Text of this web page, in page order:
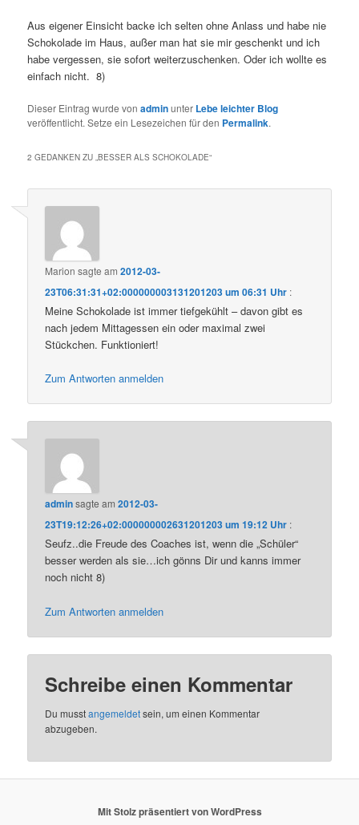
Aus eigener Einsicht backe ich selten ohne Anlass und habe nie
Schokolade im Haus, außer man hat sie mir geschenkt und ich
habe vergessen, sie sofort weiterzuschenken. Oder ich wollte es
einfach nicht. 8)
Dieser Eintrag wurde vonadminunter Lebe leichter Blog
veröffentlicht. Setze ein Lesezeichen für den Permalink.
2 GEDANKEN ZU „BESSER ALS SCHOKOLADE“
Marion sagte am2012-03-
23T06:31:31+02:000000003131201203 um 06:31 Uhr :
Meine Schokolade ist immer tiefgekühlt – davon gibt es
nach jedem Mittagessen ein oder maximal zwei
Stückchen. Funktioniert!
Zum Antworten anmelden
adminsagte am2012-03-
23T19:12:26+02:000000002631201203 um 19:12 Uhr :
Seufz..die Freude des Coaches ist, wenn die „Schüler“
besser werden als sie…ich gönns Dir und kanns immer
noch nicht 8)
Zum Antworten anmelden
Schreibe einen Kommentar
Du musstangemeldetsein, um einen Kommentar
abzugeben.
Mit Stolz präsentiert von WordPress